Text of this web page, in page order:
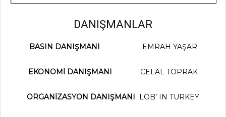
DANIŞMANLAR
BASIN DANIŞMANI EMRAH YAŞAR
EKONOMİ DANIŞMANI CELAL TOPRAK
ORGANİZASYON DANIŞMANI LOB’ IN TURKEY